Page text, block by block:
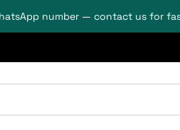
number — contact us for